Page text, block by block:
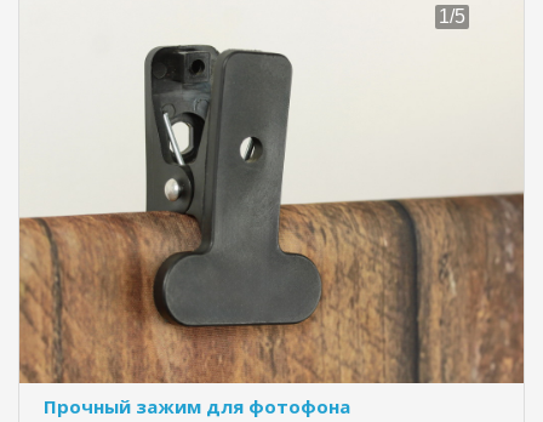
Прочный зажим для фотофона